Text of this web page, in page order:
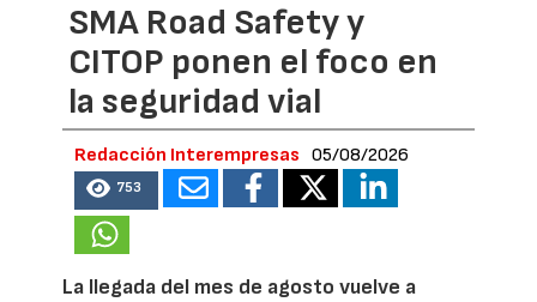
SMA Road Safety y
CITOP ponen el foco en
la seguridad vial
Redacción Interempresas 05/08/2026
753
La llegada del mes de agosto vuelve a